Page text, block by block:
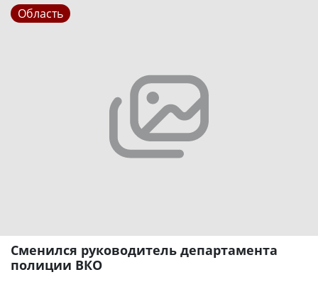
Область
Сменился руководитель департамента
полиции ВКО